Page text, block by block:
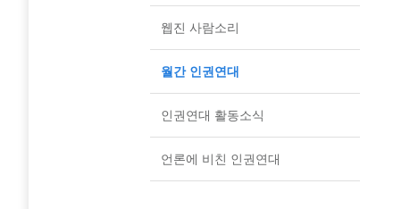
웹진 사람소리
월간 인권연대
인권연대 활동소식
언론에 비친 인권연대